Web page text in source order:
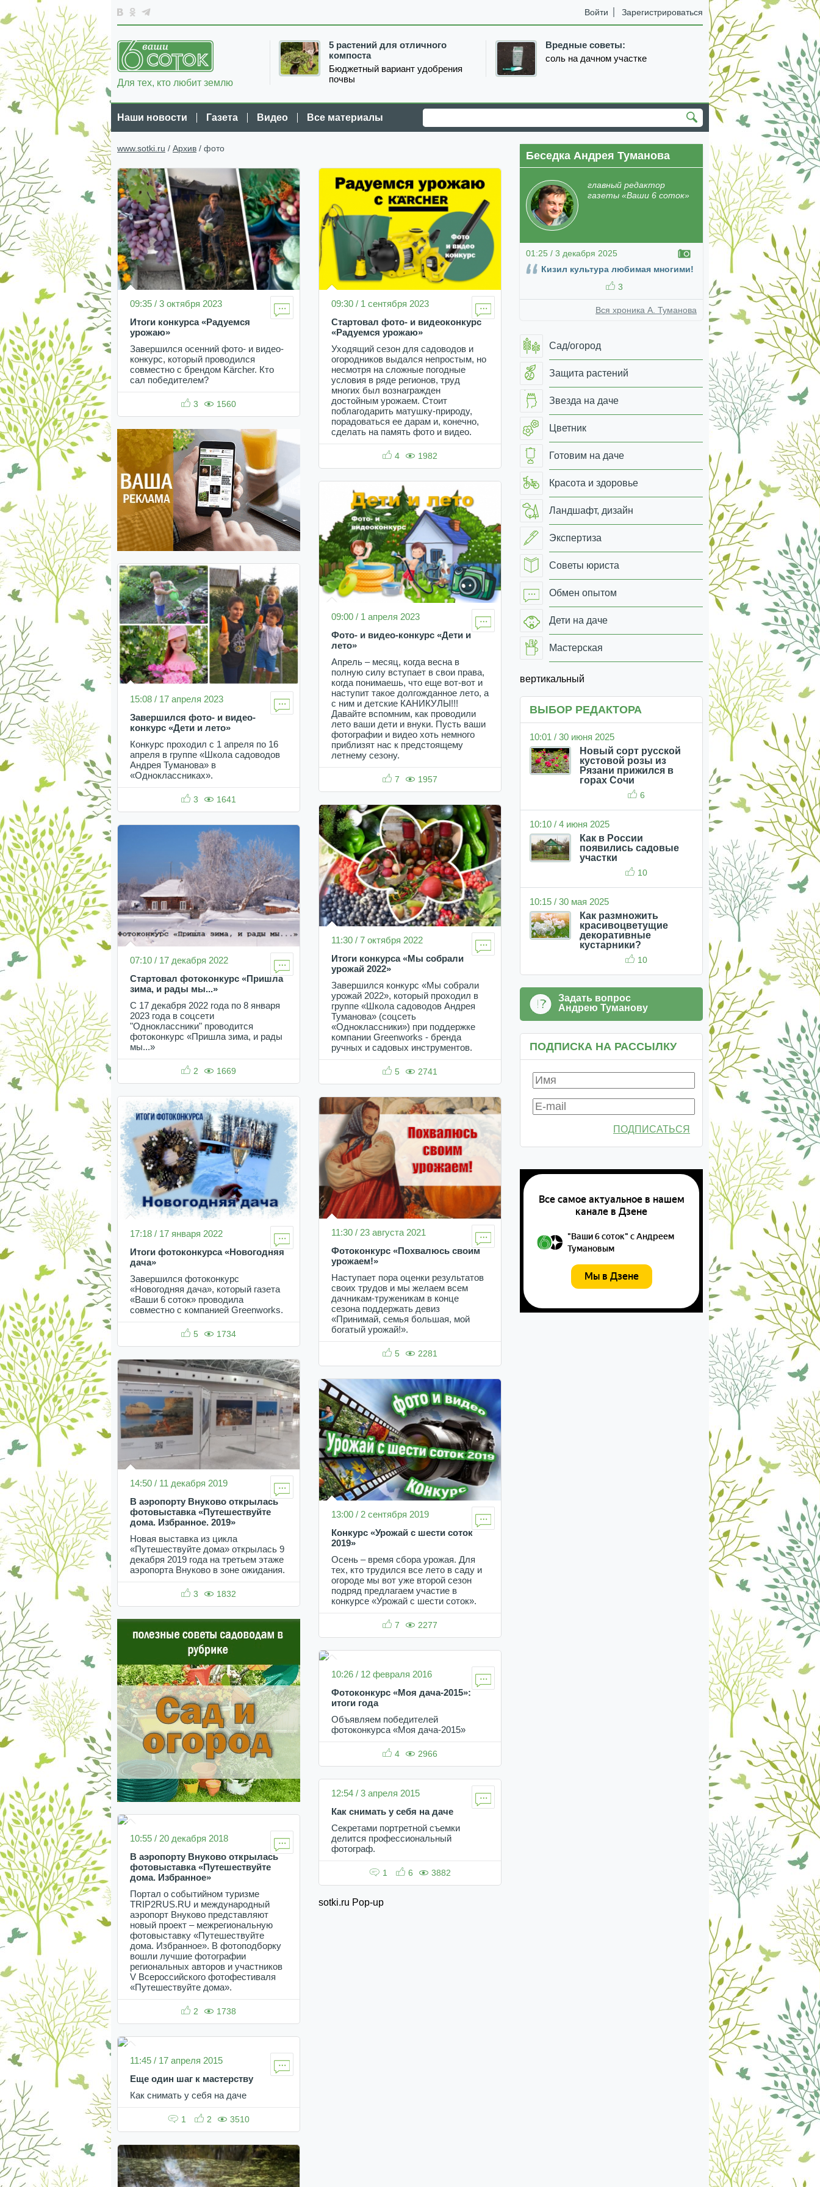
Войти Зарегистрироваться
5 растений для отличного
компоста
Бюджетный вариант удобрения
почвы
Вредные советы:
соль на дачном участке
Для тех, кто любит землю
Наши новости Газета Видео Все материалы
www.sotki.ru / Архив / фото
09:35 / 3 октября 2023
Итоги конкурса «Радуемся
урожаю»
Завершился осенний фото- и видео-
конкурс, который проводился
совместно с брендом Kärcher. Кто
сал победителем?
3 1560
15:08 / 17 апреля 2023
Завершился фото- и видео-
конкурс «Дети и лето»
Конкурс проходил с 1 апреля по 16
апреля в группе «Школа садоводов
Андрея Туманова» в
«Одноклассниках».
3 1641
07:10 / 17 декабря 2022
Стартовал фотоконкурс «Пришла
зима, и рады мы...»
С 17 декабря 2022 года по 8 января
2023 года в соцсети
"Одноклассники" проводится
фотоконкурс «Пришла зима, и рады
мы...»
2 1669
17:18 / 17 января 2022
Итоги фотоконкурса «Новогодняя
дача»
Завершился фотоконкурс
«Новогодняя дача», который газета
«Ваши 6 соток» проводила
совместно с компанией Greenworks.
5 1734
14:50 / 11 декабря 2019
В аэропорту Внуково открылась
фотовыставка «Путешествуйте
дома. Избранное. 2019»
Новая выставка из цикла
«Путешествуйте дома» открылась 9
декабря 2019 года на третьем этаже
аэропорта Внуково в зоне ожидания.
3 1832
10:55 / 20 декабря 2018
В аэропорту Внуково открылась
фотовыставка «Путешествуйте
дома. Избранное»
Портал о событийном туризме
TRIP2RUS.RU и международный
аэропорт Внуково представляют
новый проект – межрегиональную
фотовыставку «Путешествуйте
дома. Избранное». В фотоподборку
вошли лучшие фотографии
региональных авторов и участников
V Всероссийского фотофестиваля
«Путешествуйте дома».
2 1738
11:45 / 17 апреля 2015
Еще один шаг к мастерству
Как снимать у себя на даче
1 2 3510
09:30 / 1 сентября 2023
Стартовал фото- и видеоконкурс
«Радуемся урожаю»
Уходящий сезон для садоводов и
огородников выдался непростым, но
несмотря на сложные погодные
условия в ряде регионов, труд
многих был вознагражден
достойным урожаем. Стоит
поблагодарить матушку-природу,
порадоваться ее дарам и, конечно,
сделать на память фото и видео.
4 1982
09:00 / 1 апреля 2023
Фото- и видео-конкурс «Дети и
лето»
Апрель – месяц, когда весна в
полную силу вступает в свои права,
когда понимаешь, что еще вот-вот и
наступит такое долгожданное лето, а
с ним и детские КАНИКУЛЫ!!!
Давайте вспомним, как проводили
лето ваши дети и внуки. Пусть ваши
фотографии и видео хоть немного
приблизят нас к предстоящему
летнему сезону.
7 1957
11:30 / 7 октября 2022
Итоги конкурса «Мы собрали
урожай 2022»
Завершился конкурс «Мы собрали
урожай 2022», который проходил в
группе «Школа садоводов Андрея
Туманова» (соцсеть
«Одноклассники») при поддержке
компании Greenworks - бренда
ручных и садовых инструментов.
5 2741
11:30 / 23 августа 2021
Фотоконкурс «Похвалюсь своим
урожаем!»
Наступает пора оценки результатов
своих трудов и мы желаем всем
дачникам-труженикам в конце
сезона поддержать девиз
«Принимай, семья большая, мой
богатый урожай!».
5 2281
13:00 / 2 сентября 2019
Конкурс «Урожай с шести соток
2019»
Осень – время сбора урожая. Для
тех, кто трудился все лето в саду и
огороде мы вот уже второй сезон
подряд предлагаем участие в
конкурсе «Урожай с шести соток».
7 2277
10:26 / 12 февраля 2016
Фотоконкурс «Моя дача-2015»:
итоги года
Объявляем победителей
фотоконкурса «Моя дача-2015»
4 2966
12:54 / 3 апреля 2015
Как снимать у себя на даче
Секретами портретной съемки
делится профессиональный
фотограф.
1 6 3882
sotki.ru Pop-up
Беседка Андрея Туманова
главный редактор
газеты «Ваши 6 соток»
01:25 / 3 декабря 2025
Кизил культура любимая многими!
3
Вся хроника А. Туманова
Сад/огород
Защита растений
Звезда на даче
Цветник
Готовим на даче
Красота и здоровье
Ландшафт, дизайн
Экспертиза
Советы юриста
Обмен опытом
Дети на даче
Мастерская
вертикальный
ВЫБОР РЕДАКТОРА
10:01 / 30 июня 2025
Новый сорт русской
кустовой розы из
Рязани прижился в
горах Сочи
6
10:10 / 4 июня 2025
Как в России
появились садовые
участки
10
10:15 / 30 мая 2025
Как размножить
красивоцветущие
декоративные
кустарники?
10
Задать вопрос
Андрею Туманову
ПОДПИСКА НА РАССЫЛКУ
ПОДПИСАТЬСЯ